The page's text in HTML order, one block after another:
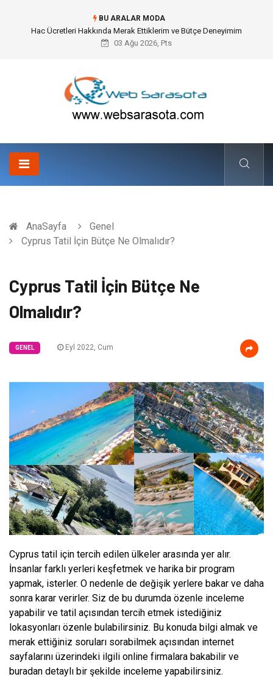
BU ARALAR MODA
Öneri Sistemi ile Kurumsal İnovasyonun Dijitalleşmesi
03 Ağu 2026, Pts
AnaSayfa
Genel
Cyprus Tatil İçin Bütçe Ne Olmalıdır?
Cyprus Tatil İçin Bütçe Ne
Olmalıdır?
GENEL Eyl 2022, Cum
Cyprus tatil için tercih edilen ülkeler arasında yer alır.
İnsanlar farklı yerleri keşfetmek ve harika bir program
yapmak, isterler. O nedenle de değişik yerlere bakar ve daha
sonra karar verirler. Siz de bu durumda özenle inceleme
yapabilir ve tatil açısından tercih etmek istediğiniz
lokasyonları özenle bulabilirsiniz. Bu konuda bilgi almak ve
merak ettiğiniz soruları sorabilmek açısından internet
sayfalarını üzerindeki ilgili online firmalara bakabilir ve
buradan detaylı bir şekilde inceleme yapabilirsiniz.